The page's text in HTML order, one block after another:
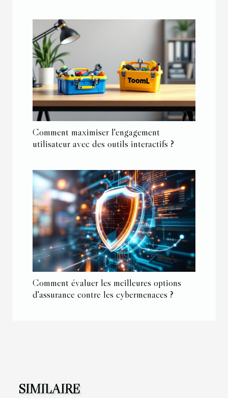
Comment maximiser l'engagement
utilisateur avec des outils interactifs ?
Comment évaluer les meilleures options
d'assurance contre les cybermenaces ?
SIMILAIRE